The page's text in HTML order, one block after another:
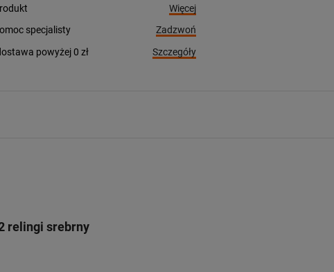
Więcej
specjalisty
Zadzwoń
powyżej 0 zł
Szczegóły
relingi srebrny